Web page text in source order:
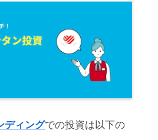
ディングでの投資は以下の